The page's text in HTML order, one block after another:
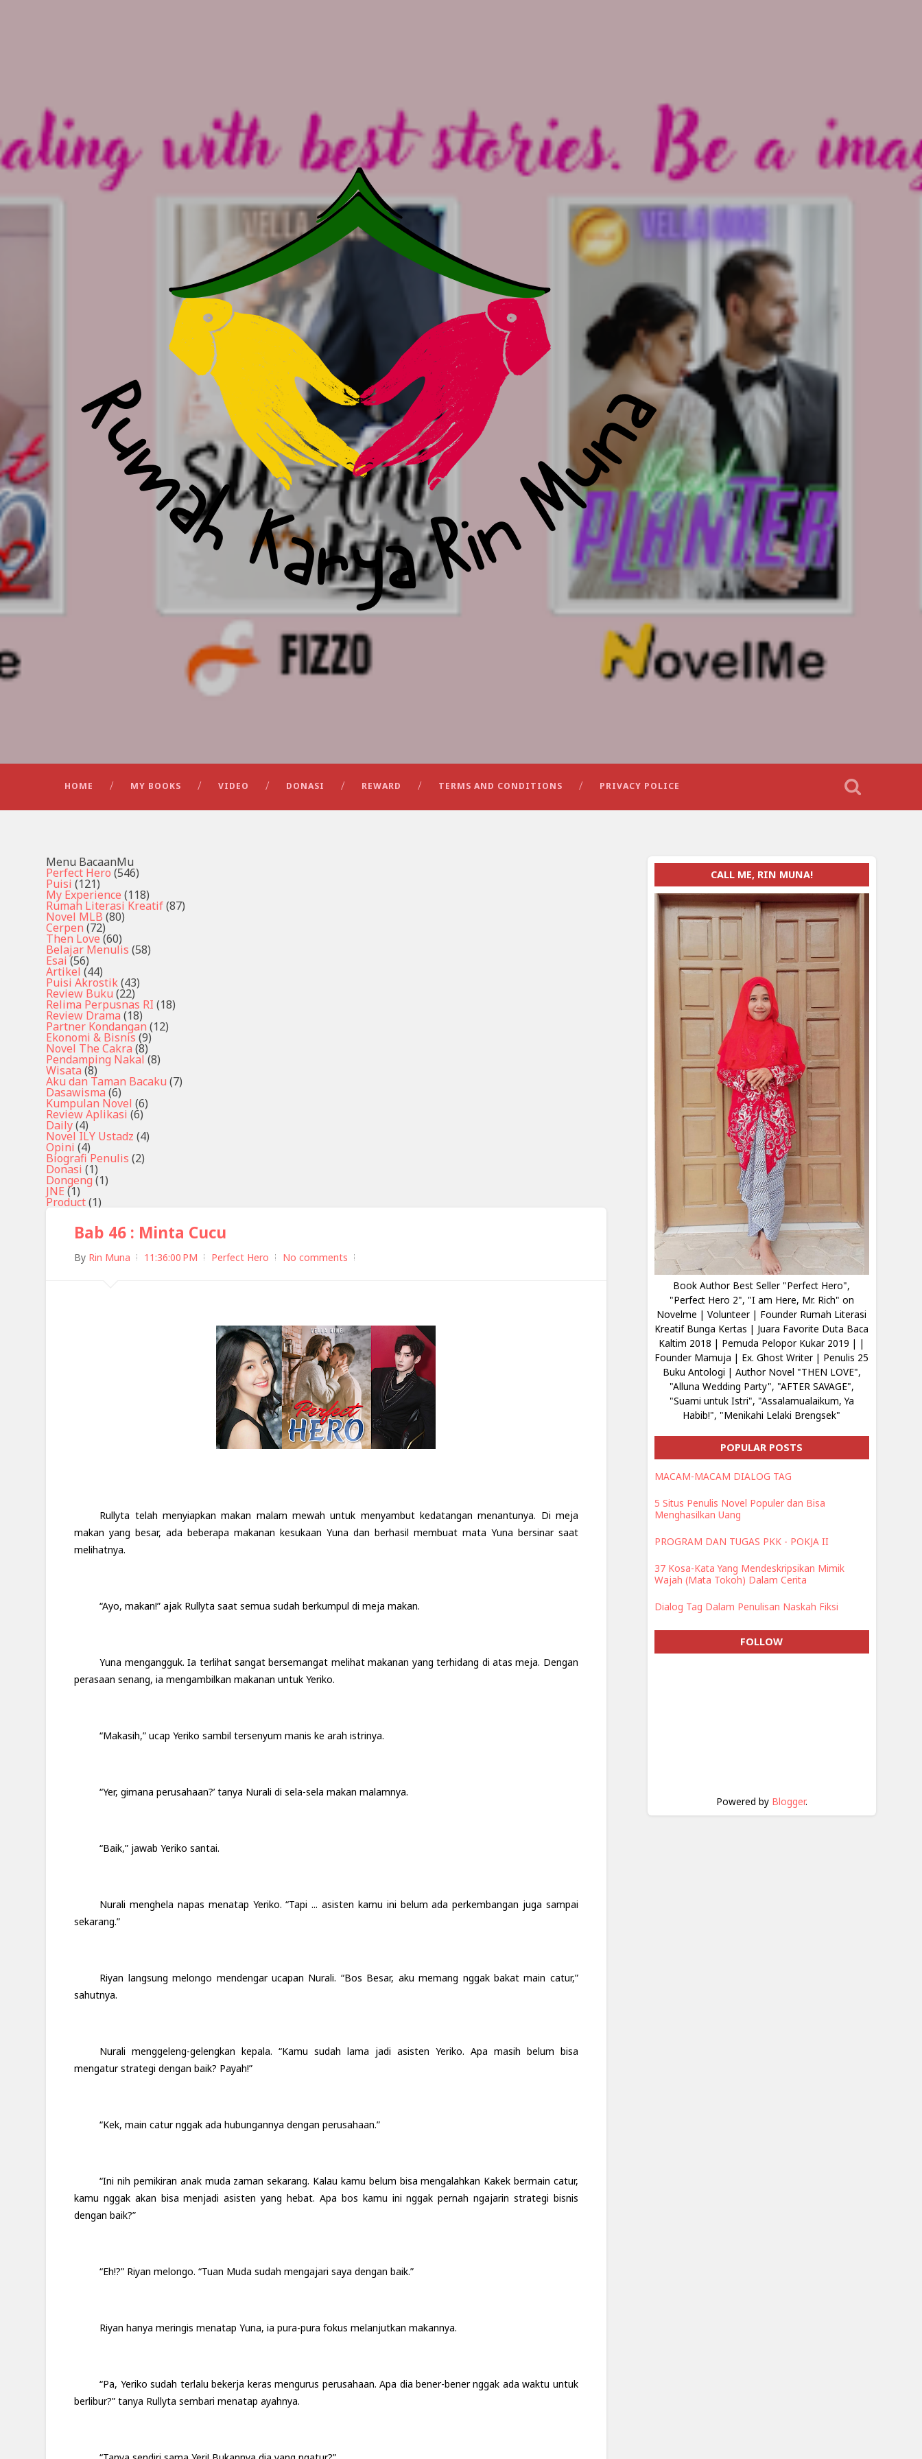
HOME MY BOOKS VIDEO DONASI REWARD TERMS AND CONDITIONS PRIVACY POLICE
Menu BacaanMu
Perfect Hero (546)
Puisi (121)
My Experience (118)
Rumah Literasi Kreatif(87)
Novel MLB (80)
Cerpen (72)
Then Love (60)
Belajar Menulis (58)
Esai (56)
Artikel (44)
Puisi Akrostik(43)
Review Buku (22)
Relima Perpusnas RI (18)
Review Drama (18)
Partner Kondangan (12)
Ekonomi & Bisnis (9)
Novel The Cakra (8)
Pendamping Nakal(8)
Wisata (8)
Aku dan Taman Bacaku (7)
Dasawisma (6)
Kumpulan Novel (6)
Review Aplikasi (6)
Daily(4)
Novel ILY Ustadz (4)
Opini (4)
Biografi Penulis (2)
Donasi (1)
Dongeng (1)
JNE (1)
Product(1)
Bab 46 : Minta Cucu
By Rin Muna 11:36:00 PM Perfect Hero No comments
Rullyta telah menyiapkan makan malam mewah untuk menyambut kedatangan menantunya. Di meja
makan yang besar, ada beberapa makanan kesukaan Yuna dan berhasil membuat mata Yuna bersinar saat
melihatnya.
“Ayo, makan!” ajak Rullyta saat semua sudah berkumpul di meja makan.
Yuna mengangguk. Ia terlihat sangat bersemangat melihat makanan yang terhidang di atas meja. Dengan
perasaan senang, ia mengambilkan makanan untuk Yeriko.
“Makasih,” ucap Yeriko sambil tersenyum manis ke arah istrinya.
“Yer, gimana perusahaan?’ tanya Nurali di sela-sela makan malamnya.
“Baik,” jawab Yeriko santai.
Nurali menghela napas menatap Yeriko. “Tapi ... asisten kamu ini belum ada perkembangan juga sampai
sekarang.”
Riyan langsung melongo mendengar ucapan Nurali. “Bos Besar, aku memang nggak bakat main catur,”
sahutnya.
Nurali menggeleng-gelengkan kepala. “Kamu sudah lama jadi asisten Yeriko. Apa masih belum bisa
mengatur strategi dengan baik? Payah!”
“Kek, main catur nggak ada hubungannya dengan perusahaan.”
“Ini nih pemikiran anak muda zaman sekarang. Kalau kamu belum bisa mengalahkan Kakek bermain catur,
kamu nggak akan bisa menjadi asisten yang hebat. Apa bos kamu ini nggak pernah ngajarin strategi bisnis
dengan baik?”
“Eh!?” Riyan melongo. “Tuan Muda sudah mengajari saya dengan baik.”
Riyan hanya meringis menatap Yuna, ia pura-pura fokus melanjutkan makannya.
“Pa, Yeriko sudah terlalu bekerja keras mengurus perusahaan. Apa dia bener-bener nggak ada waktu untuk
berlibur?” tanya Rullyta sembari menatap ayahnya.
CALL ME, RIN MUNA!
Book Author Best Seller "Perfect Hero",
"Perfect Hero 2", "I am Here, Mr. Rich" on
Novelme | Volunteer | Founder Rumah Literasi
Kreatif Bunga Kertas | Juara Favorite Duta Baca
Kaltim 2018 | Pemuda Pelopor Kukar 2019 | |
Founder Mamuja | Ex. Ghost Writer | Penulis 25
Buku Antologi | Author Novel "THEN LOVE",
"Alluna Wedding Party", "AFTER SAVAGE",
"Suami untuk Istri", "Assalamualaikum, Ya
Habib!", "Menikahi Lelaki Brengsek"
POPULAR POSTS
MACAM-MACAM DIALOG TAG
5 Situs Penulis Novel Populer dan Bisa
Menghasilkan Uang
PROGRAM DAN TUGAS PKK - POKJA II
37 Kosa-Kata Yang Mendeskripsikan Mimik
Wajah (Mata Tokoh) Dalam Cerita
Dialog Tag Dalam Penulisan Naskah Fiksi
FOLLOW
Powered by Blogger.